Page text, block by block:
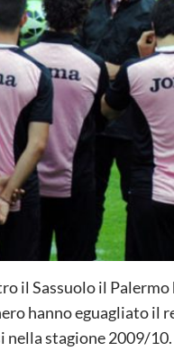
il Sassuolo il
hanno eguagliato il
nella stagione 2009/10.